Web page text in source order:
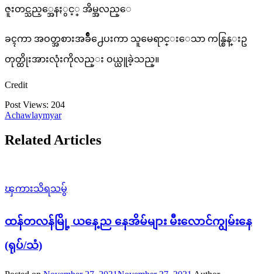
ဇူးတင္သည့္အေနႏွင့္ အိမ္အလည္ေ
ခၚကာ အဝတ္အစားအခ်ိဳ႕ေပးကာ သူမေရာင္းေသာ ကန္စြန္းဥ
တုတ္ထိုးအားလုံးကိုလည္း ဝယ္ယူခဲ့သည္။
Credit
Post Views: 204
Achawlaymyar
Related Articles
ၾကားသိရသမွ်
ထန်တလန်မြို့ ယနေ့ည နေအိမ်များ မီးလောင်ကျွမ်းနေ
(ရုပ်/သံ)